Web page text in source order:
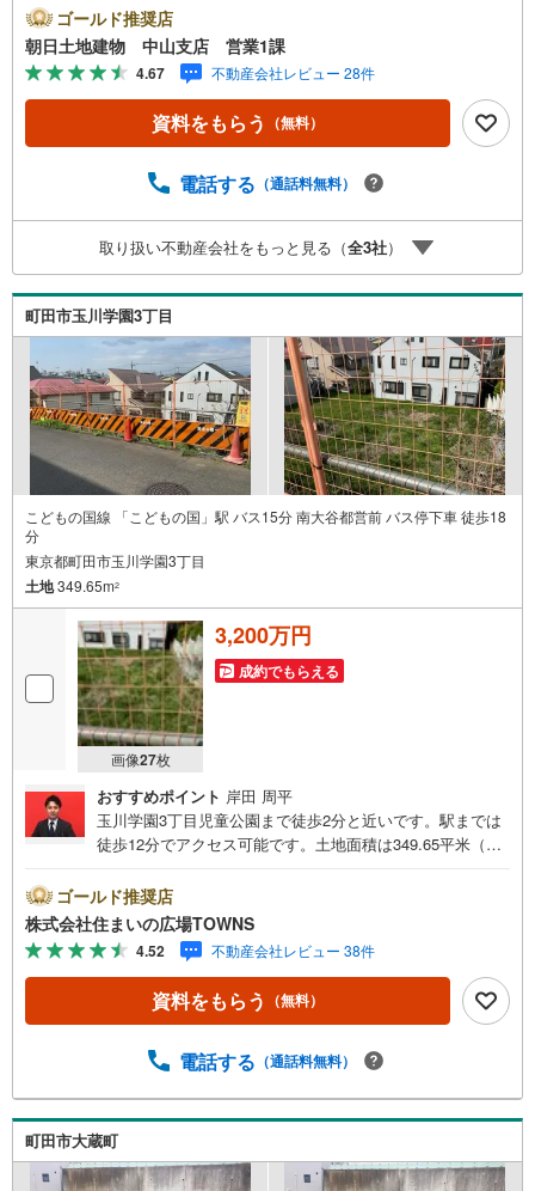
とりつぎ * * * *おかげさまで42周年を迎えることができま
した♪ご成約件数7万件達成!!☆当日のご見学も対応可能で
す！☆JR横浜線「中山」駅徒歩1分！☆ご予約は『朝日土
地建物中山店』まで！朝日土地建物グループは地域密着を
合言葉に全13店舗でその地域No.1を目指しております。広
告掲載していない物件も多数ございます。色々廻ったけど
替えってどうするの・・？etc.まずは何でもお気軽にご相
す！お問い合わせをお待ちしております!!
ゴールド推奨店
朝日土地建物 中山支店 営業1課
4.67 不動産会社レビュー 28件
資料をもらう （無料）
電話する （通話料無料）
取り扱い不動産会社をもっと見る（全3社）
町田市玉川学園3丁目
こどもの国線 「こどもの国」駅 バス15分 南大谷都営前 バス停下車 徒歩18
分
東京都町田市玉川学園3丁目
土地349.65m2
画像27枚
3,200万円
成約でもらえる
おすすめポイント 岸田 周平
玉川学園3丁目児童公園まで徒歩2分と近いです。駅までは
徒歩12分でアクセス可能です。土地面積は349.65平米（公
いる方にイチオシとなっております。高層ビルなどの大規
模な建物が立ちにくい第一種低層住居専用地域なので、将
来も静かに生活することができますよ。こちらの住宅用地
で念願のマイホームはいかがでしょうか。【年中無休/9:00
～21:00】人気物件は特にお問い合わせが集中するため、お
早めにお電話下さい。「室内・現地を見学する」ボタンよ
談も承っております。○住宅ローンのご相談○ライフプラン
験豊富なスタッフが親身になってお客様に合った物件をご
紹介させて頂きます！ /他社様掲載物件も併せてご紹介可能
ですのでお気軽にお問い合わせ下さい♪駐車場もございま
すので、お車でのお越しも大歓迎です！
ゴールド推奨店
株式会社住まいの広場TOWNS
4.52 不動産会社レビュー 38件
資料をもらう （無料）
電話する （通話料無料）
町田市大蔵町